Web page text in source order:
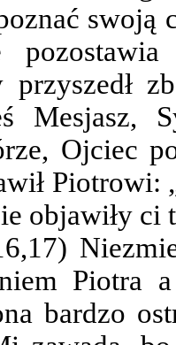
swoją
przyszedł
Mesjasz,
Ojciec
Piotrowi:
objawiły ci
Piotra
bardzo